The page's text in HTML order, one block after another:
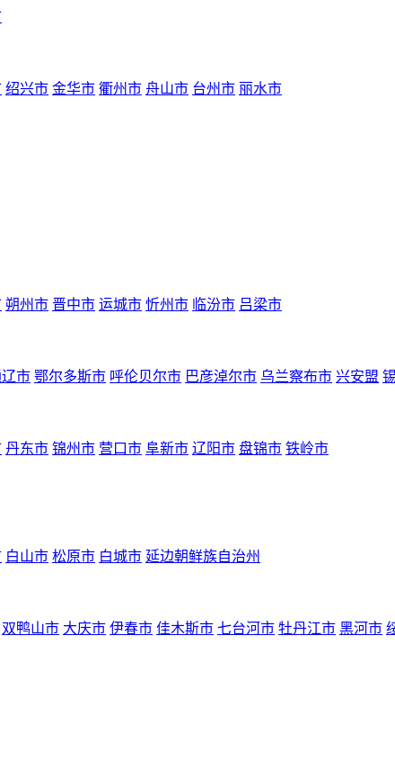
绍兴市 金华市 衢州市 舟山市 台州市 丽水市
朔州市 晋中市 运城市 忻州市 临汾市 吕梁市
市 鄂尔多斯市 呼伦贝尔市 巴彦淖尔市 乌兰察布市 兴安盟
丹东市 锦州市 营口市 阜新市 辽阳市 盘锦市 铁岭市
白山市 松原市 白城市 延边朝鲜族自治州
双鸭山市 大庆市 伊春市 佳木斯市 七台河市 牡丹江市 黑河市